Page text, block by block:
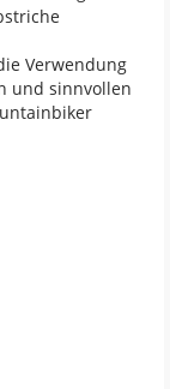
Verwendung
und sinnvollen